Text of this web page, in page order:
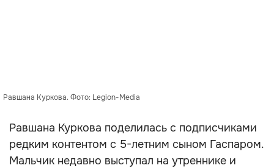
Равшана Куркова. Фото: Legion-Media
Равшана Куркова поделилась с подписчиками
редким контентом с 5-летним сыном Гаспаром.
Мальчик недавно выступал на утреннике и